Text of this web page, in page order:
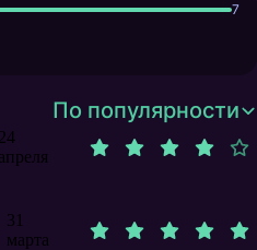
7
По популярности
24
апреля
31
марта